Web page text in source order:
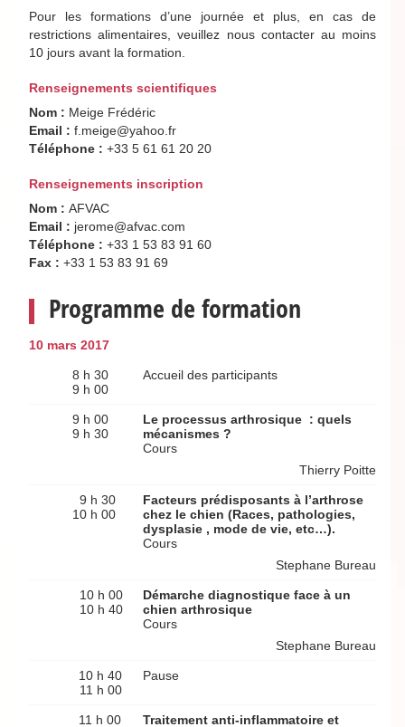
Pour les formations d’une journée et plus, en cas de
restrictions alimentaires, veuillez nous contacter au moins
10 jours avant la formation.
Renseignements scientifiques
Nom : Meige Frédéric
Email : f.meige@yahoo.fr
Téléphone : +33 5 61 61 20 20
Renseignements inscription
Nom : AFVAC
Email : jerome@afvac.com
Téléphone : +33 1 53 83 91 60
Fax : +33 1 53 83 91 69
Programme de formation
10 mars 2017
8 h 30
9 h 00
Accueil des participants
9 h 00
9 h 30
Le processus arthrosique : quels
mécanismes ?
Cours
Thierry Poitte
9 h 30
10 h 00
Facteurs prédisposants à l’arthrose
chez le chien (Races, pathologies,
dysplasie , mode de vie, etc…).
Cours
Stephane Bureau
10 h 00
10 h 40
Démarche diagnostique face à un
chien arthrosique
Cours
Stephane Bureau
10 h 40
11 h 00
Pause
11 h 00 Traitement anti-inflammatoire et